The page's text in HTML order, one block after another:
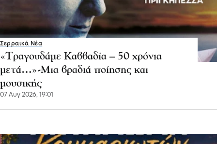
Σερραικά Νέα
«Τραγουδάμε Καββαδία – 50 χρόνια
μετά…»-Μια βραδιά ποίησης και
μουσικής
07 Αυγ 2026, 19:01